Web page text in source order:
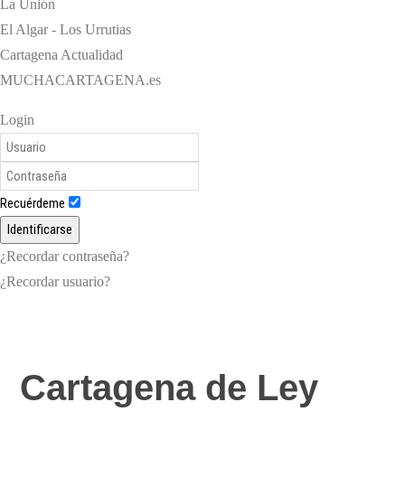
La Unión
El Algar - Los Urrutias
Cartagena Actualidad
MUCHACARTAGENA.es
Login
Recuérdeme
Identificarse
¿Recordar contraseña?
¿Recordar usuario?
Cartagena de Ley